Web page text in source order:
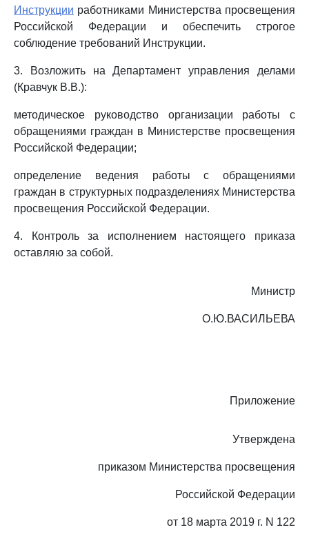
Инструкции работниками Министерства просвещения
Российской Федерации и обеспечить строгое
соблюдение требований Инструкции.
3. Возложить на Департамент управления делами
(Кравчук В.В.):
методическое руководство организации работы с
обращениями граждан в Министерстве просвещения
Российской Федерации;
определение ведения работы с обращениями
граждан в структурных подразделениях Министерства
просвещения Российской Федерации.
4. Контроль за исполнением настоящего приказа
оставляю за собой.
Министр
О.Ю.ВАСИЛЬЕВА
Приложение
Утверждена
приказом Министерства просвещения
Российской Федерации
от 18 марта 2019 г. N 122